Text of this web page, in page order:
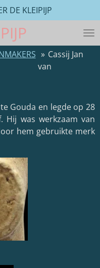
DE KLEIPIJP
» Cassij Jan
van
Gouda en legde op 28
Hij was werkzaam van
hem gebruikte merk